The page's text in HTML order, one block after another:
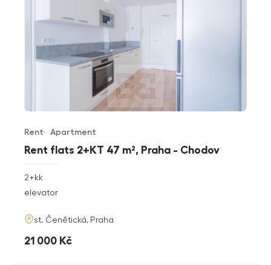
Rent flats 2+KT 47 m², Praha - Chodov
Offer type
Rent
Property type
Apartment
rozměry
disposition
2+kk
funkce
elevator
adresa
st. Čenětická, Praha
cena
21 000 Kč